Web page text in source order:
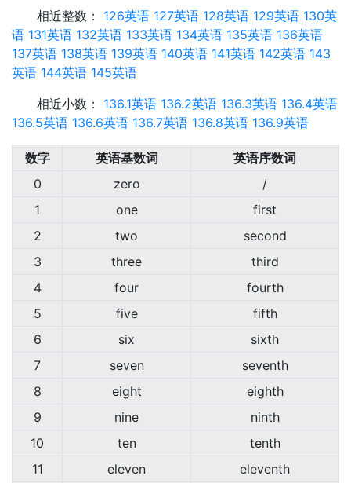
相近整数： 126英语 127英语 128英语 129英语 130英
语 131英语 132英语 133英语 134英语 135英语 136英语
137英语 138英语 139英语 140英语 141英语 142英语 143
英语 144英语 145英语
相近小数： 136.1英语 136.2英语 136.3英语 136.4英语
136.5英语 136.6英语 136.7英语 136.8英语 136.9英语
数字 英语基数词
英语序数词
0
zero
/
1
one
first
2
two
second
3
three
third
4
four
fourth
5
five
fifth
6
six
sixth
7
seven
seventh
8
eight
eighth
9
nine
ninth
10
ten
tenth
11
eleven
eleventh